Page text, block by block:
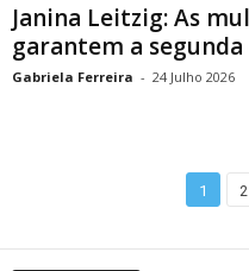
Janina Leitzig: As
garantem a
Gabriela Ferreira - 24 Julho 2026
1 2